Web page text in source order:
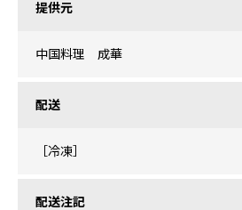
提供元
中国料理 成華
配送
［冷凍］
配送注記